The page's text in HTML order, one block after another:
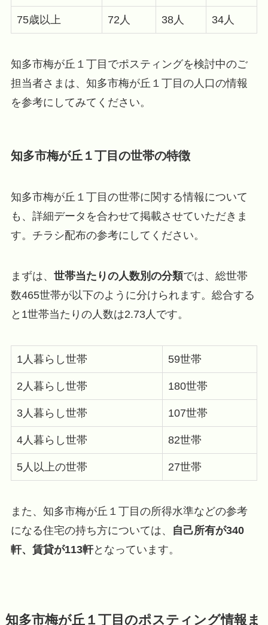
75歳以上 72人 38人 34人
知多市梅が丘１丁目でポスティングを検討中のご
担当者さまは、知多市梅が丘１丁目の人口の情報
を参考にしてみてください。
知多市梅が丘１丁目の世帯の特徴
知多市梅が丘１丁目の世帯に関する情報について
も、詳細データを合わせて掲載させていただきま
す。チラシ配布の参考にしてください。
まずは、 世帯当たりの人数別の分類では、総世帯
数465世帯が以下のように分けられます。総合する
と1世帯当たりの人数は2.73人です。
1人暮らし世帯 59世帯
2人暮らし世帯 180世帯
3人暮らし世帯 107世帯
4人暮らし世帯 82世帯
5人以上の世帯 27世帯
また、知多市梅が丘１丁目の所得水準などの参考
になる住宅の持ち方については、
自己所有が340
軒、賃貸が113軒となっています。
知多市梅が丘１丁目のポスティング情報ま